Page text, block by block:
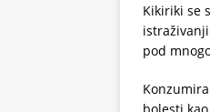
Kikiriki se
pod